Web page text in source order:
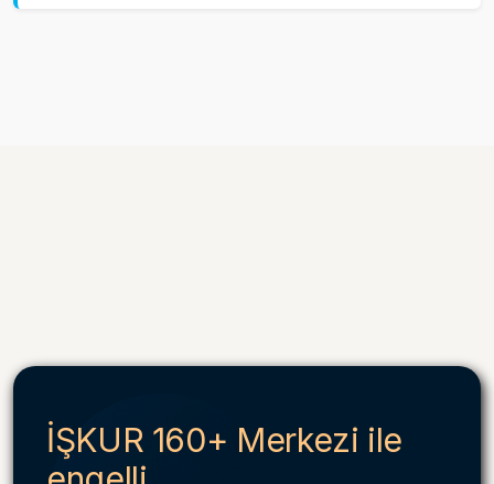
İŞKUR 160+ Merkezi ile